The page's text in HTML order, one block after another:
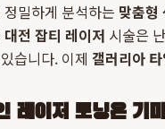
밀하게 분석하는 맞춤형
대전 잡티 레이저 시술은
습니다. 이제 갤러리아
레이저 토닝은 기